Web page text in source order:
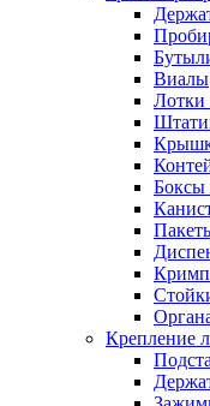
Виалы
Лотки
Боксы
Крепление